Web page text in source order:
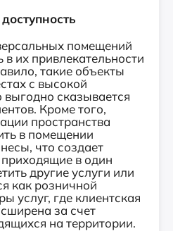
помещений
их привлекательности
такие объекты
с высокой
сказывается
Кроме того,
пространства
в помещении
что создает
в один
другие услуги или
как розничной
услуг, где клиентская
за счет
на территории.